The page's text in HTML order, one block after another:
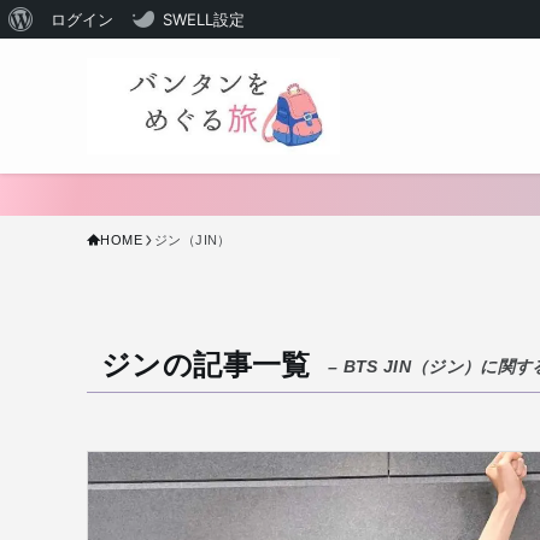
WordPress
て
ログイン SWELL設定
HOME ジン（JIN）
ジンの記事一覧 – BTS JIN（ジン）に関す